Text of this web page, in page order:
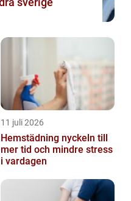
11 juli 2026
Hemstädning nyckeln till
mer tid och mindre stress
i vardagen